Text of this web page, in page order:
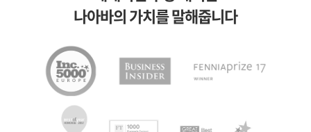
나아바의 가치를 말해줍니다